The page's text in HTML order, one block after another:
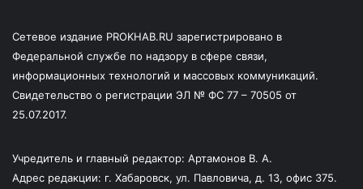
Сетевое издание PROKHAB.RU зарегистрировано в
Федеральной службе по надзору в сфере связи,
информационных технологий и массовых коммуникаций.
Свидетельство о регистрации ЭЛ № ФС 77 – 70505 от
25.07.2017.
Учредитель и главный редактор: Артамонов В. А.
Адрес редакции: г. Хабаровск, ул. Павловича, д. 13, офис 375.